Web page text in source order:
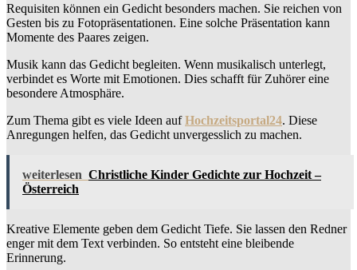
Requisiten können ein Gedicht besonders machen. Sie reichen von
Gesten bis zu Fotopräsentationen. Eine solche Präsentation kann
Momente des Paares zeigen.
Musik kann das Gedicht begleiten. Wenn musikalisch unterlegt,
verbindet es Worte mit Emotionen. Dies schafft für Zuhörer eine
besondere Atmosphäre.
Zum Thema gibt es viele Ideen aufHochzeitsportal24. Diese
Anregungen helfen, das Gedicht unvergesslich zu machen.
weiterlesen Christliche Kinder Gedichte zur Hochzeit –
Österreich
Kreative Elemente geben dem Gedicht Tiefe. Sie lassen den Redner
enger mit dem Text verbinden. So entsteht eine bleibende
Erinnerung.